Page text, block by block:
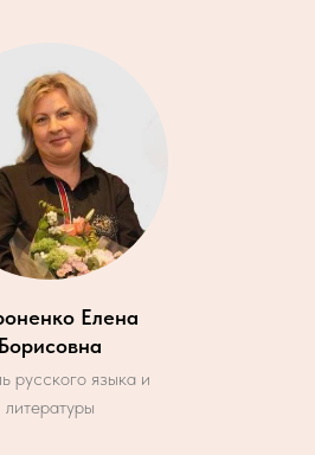
Елена
Борисовна
русского языка и
литературы